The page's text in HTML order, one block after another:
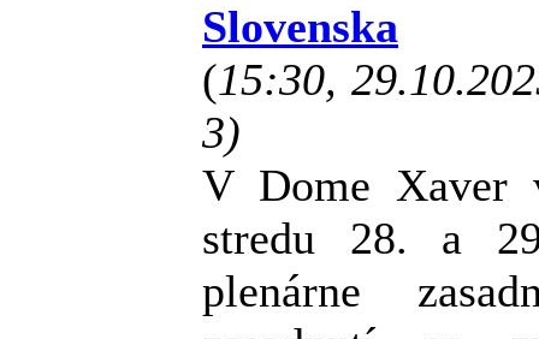
Slovenska
(15:30,
3)
V Dome Xaver
stredu 28. a
plenárne